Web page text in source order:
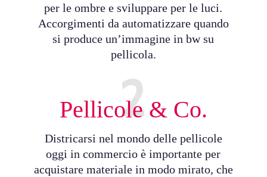
per le ombre e sviluppare per le luci.
Accorgimenti da automatizzare quando
si produce un’immagine in bw su
pellicola.
2
Pellicole & Co.
Districarsi nel mondo delle pellicole
oggi in commercio è importante per
acquistare materiale in modo mirato, che